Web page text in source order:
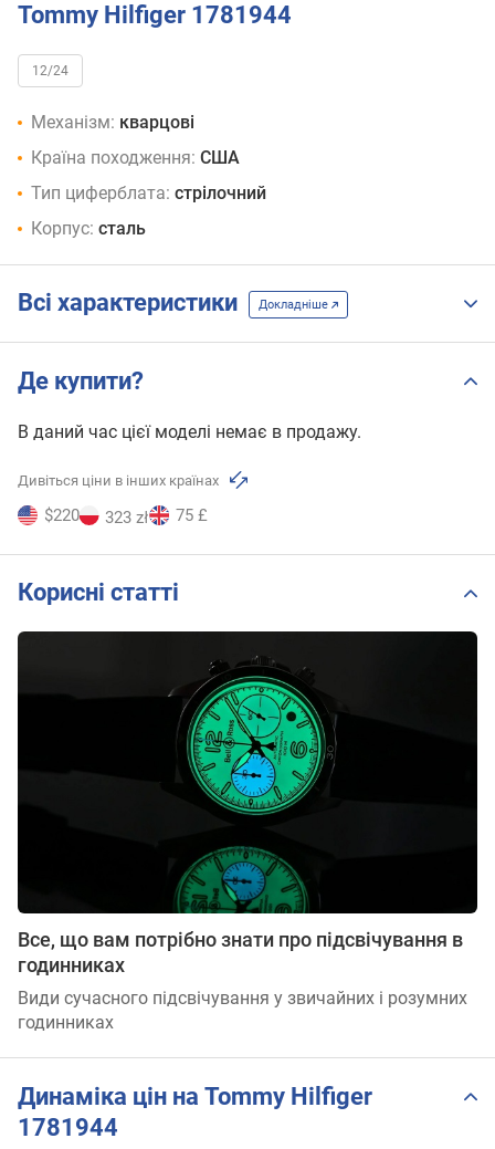
Tommy Hilfiger 1781944
12/24
Механізм: кварцові
Країна походження: США
Тип циферблата: стрілочний
Корпус: сталь
Всі характеристики Докладніше
Де купити?
В даний час цієї моделі немає в продажу.
Дивіться ціни в інших країнах
$220 323 zł 75 £
Корисні статті
Все, що вам потрібно знати про підсвічування в
годинниках
Види сучасного підсвічування у звичайних і розумних
годинниках
Динаміка цін на Tommy Hilfiger
1781944